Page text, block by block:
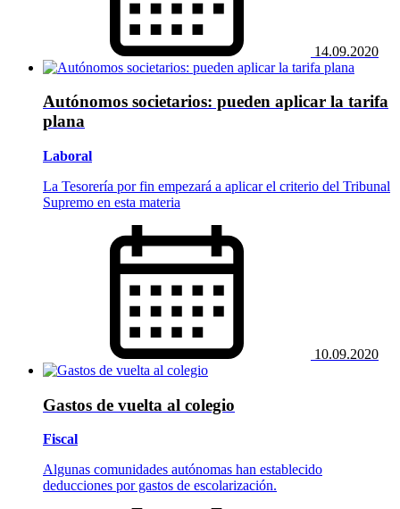
14.09.2020
Autónomos societarios: pueden aplicar la tarifa
plana
Laboral
La Tesorería por fin empezará a aplicar el criterio del Tribunal
Supremo en esta materia
10.09.2020
Gastos de vuelta al colegio
Fiscal
Algunas comunidades autónomas han establecido
deducciones por gastos de escolarización.